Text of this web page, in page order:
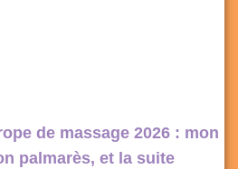
de massage 2026 : mon
palmarès, et la suite